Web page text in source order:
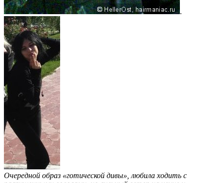
.
Очередной образ «готической дивы», любила ходить с